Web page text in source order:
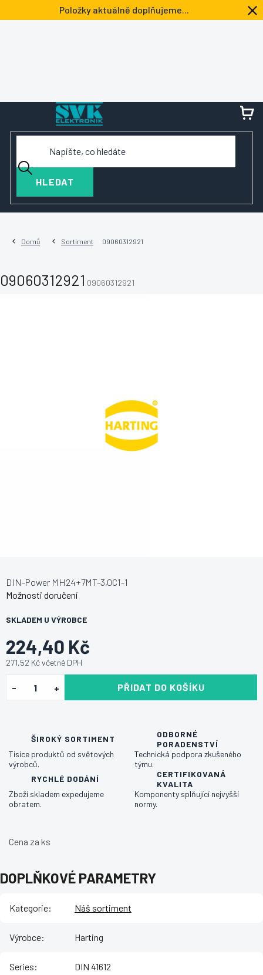
na
Položky aktuálně doplňujeme...
HLEDAT
Domů Sortiment 09060312921
09060312921 09060312921
224,40 Kč
271,52 Kč včetně DPH
SKLADEM U VÝROBCE
Možnosti doručení
PŘIDAT DO KOŠÍKU
DIN-Power MH24+7MT-3,0C1-1
ŠIROKÝ SORTIMENT
Tisíce produktů od světových
výrobců.
ODBORNÉ
PORADENSTVÍ
Technická podpora zkušeného
týmu.
RYCHLÉ DODÁNÍ
Zboží skladem expedujeme
obratem.
CERTIFIKOVANÁ
KVALITA
Komponenty splňující nejvyšší
normy.
Cena za ks
DOPLŇKOVÉ PARAMETRY
Kategorie: Náš sortiment
Výrobce: Harting
Series: DIN 41612